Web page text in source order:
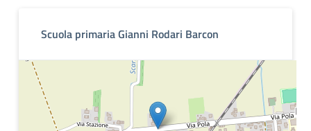
Scuola primaria Gianni Rodari Barcon